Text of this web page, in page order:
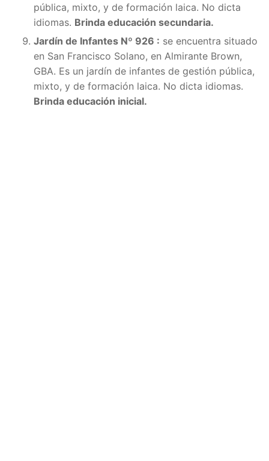
pública, mixto, y de formación laica. No dicta
idiomas. Brinda educación secundaria.
Jardín de Infantes Nº 926 : se encuentra situado
en San Francisco Solano, en Almirante Brown,
GBA. Es un jardín de infantes de gestión pública,
mixto, y de formación laica. No dicta idiomas.
Brinda educación inicial.